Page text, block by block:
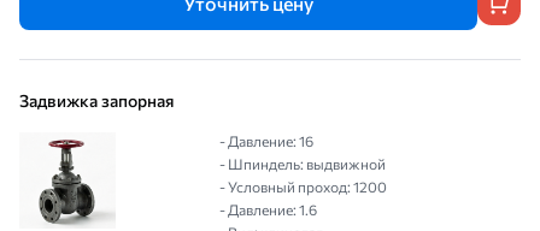
Задвижка запорная
- Давление: 16
- Шпиндель: выдвижной
- Условный проход: 1200
- Давление: 1.6